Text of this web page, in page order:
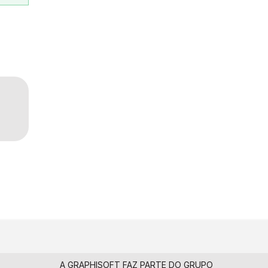
A GRAPHISOFT FAZ PARTE DOGRUPO